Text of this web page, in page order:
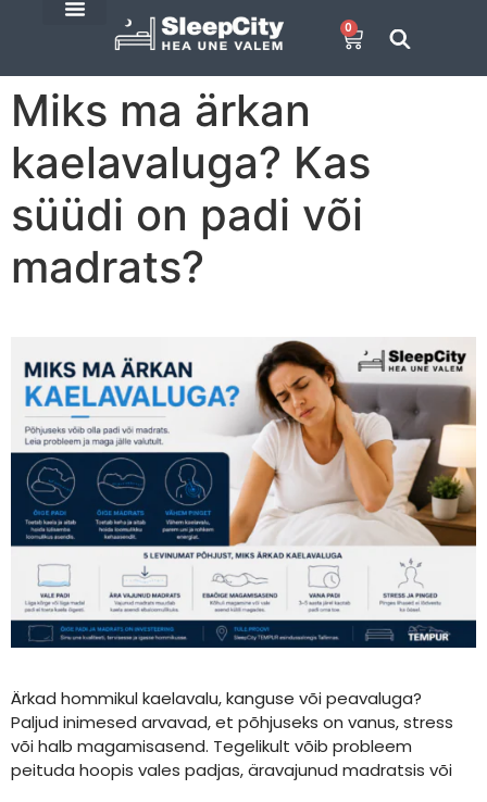
0
Miks ma ärkan
kaelavaluga? Kas
süüdi on padi või
madrats?
Ärkad hommikul kaelavalu, kanguse või peavaluga?
Paljud inimesed arvavad, et põhjuseks on vanus, stress
või halb magamisasend. Tegelikult võib probleem
peituda hoopis vales padjas, äravajunud madratsis või